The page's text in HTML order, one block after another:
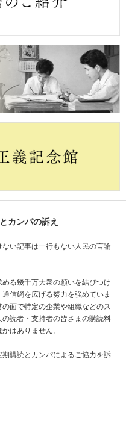
カンパの訴え
い記事は一行もない人民の言論
る幾千万大衆の願いを結びつけ
信網を広げる努力を強めていま
面で特定の企業や組織などのス
読者・支持者の皆さまの購読料
はありません。
購読とカンパによるご協力を訴